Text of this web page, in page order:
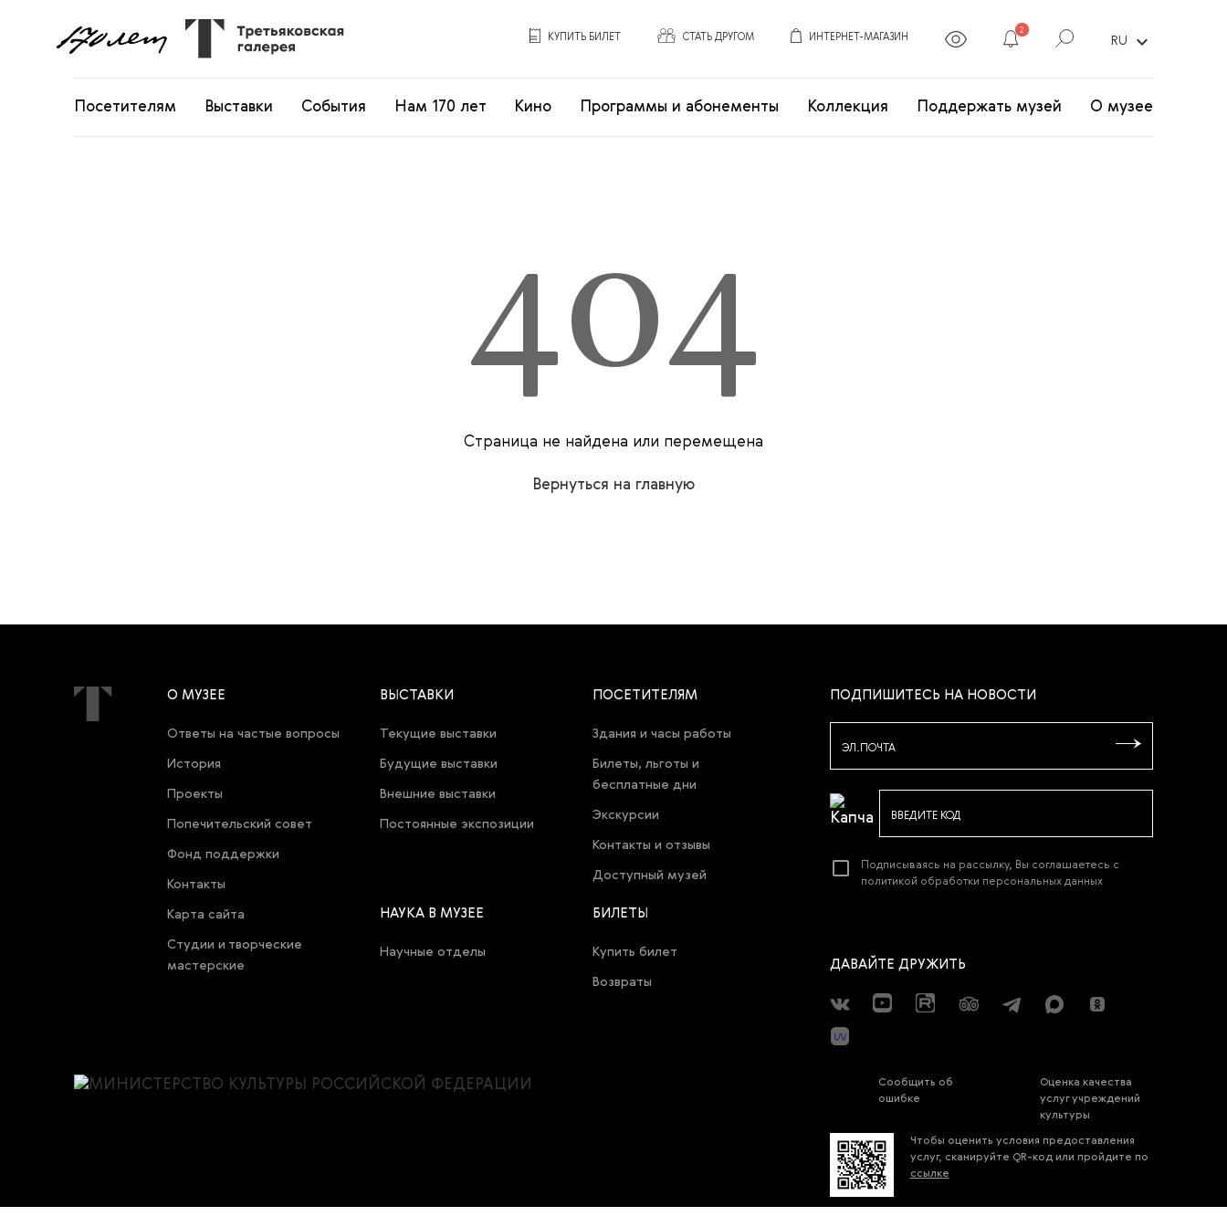
КУПИТЬ БИЛЕТ СТАТЬ ДРУГОМ ИНТЕРНЕТ-МАГАЗИН
2
RU expand_more
Посетителям Выставки События Нам 170 лет Кино Программы и абонементы Коллекция Поддержать музей О музее
404
Страница не найдена или перемещена
Вернуться на главную
О МУЗЕЕ
Ответы на частые вопросы
История
Проекты
Попечительский совет
Фонд поддержки
Контакты
Карта cайта
Студии и творческие
мастерские
ВЫСТАВКИ
Текущие выставки
Будущие выставки
Внешние выставки
Постоянные экспозиции
ПОСЕТИТЕЛЯМ
Здания и часы работы
Билеты, льготы и
бесплатные дни
Экскурсии
Контакты и отзывы
Доступный музей
НАУКА В МУЗЕЕ
Научные отделы
БИЛЕТЫ
Купить билет
Возвраты
ПОДПИШИТЕСЬ НА НОВОСТИ
ЭЛ.ПОЧТА
ВВЕДИТЕ КОД
Подписываясь на рассылку, Вы соглашаетесь с
политикой обработки персональных данных
ДАВАЙТЕ ДРУЖИТЬ
Сообщить об
ошибке
Оценка качества
услуг учреждений
культуры
Чтобы оценить условия предоставления
услуг, сканируйте QR-код или пройдите по
ссылке